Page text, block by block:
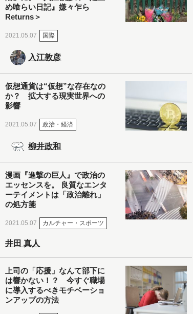
め喰らい日記』嫌々乍ら
Returns＞
2021.05.07 国際
入江敦彦
仮想通貨は“仮想”な存在なの
か？ 拡大する現実世界への
影響
2021.05.07 政治・経済
柳井政和
漫画『進撃の巨人』で政治の
エッセンスを。 良質なエンタ
ーテイメントは「政治離れ」
の処方箋
2021.05.07 カルチャー・スポーツ
井田 真人
上司の「応援」なんて部下に
は響かない！？ 今すぐ職場
に導入するべきモチベーショ
ンアップの方法